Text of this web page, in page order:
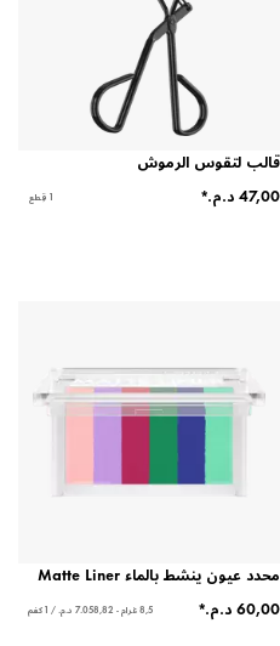
قالب لتقوس الرموش
1 قِطع
محدد عيون ينشط بالماء Matte Liner
8,5 غرام - ‏7.058,82 د.م.‏ / 1 كغم